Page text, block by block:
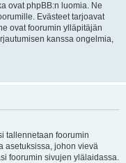
ovat phpBB:n luomia. Ne
Evästeet tarjoavat
ovat foorumin ylläpitäjän
kanssa ongelmia,
tallennetaan foorumin
asetuksissa, johon vievä
foorumin sivujen ylälaidassa.